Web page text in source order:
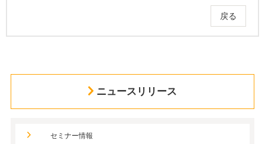
戻る
ニュースリリース
セミナー情報